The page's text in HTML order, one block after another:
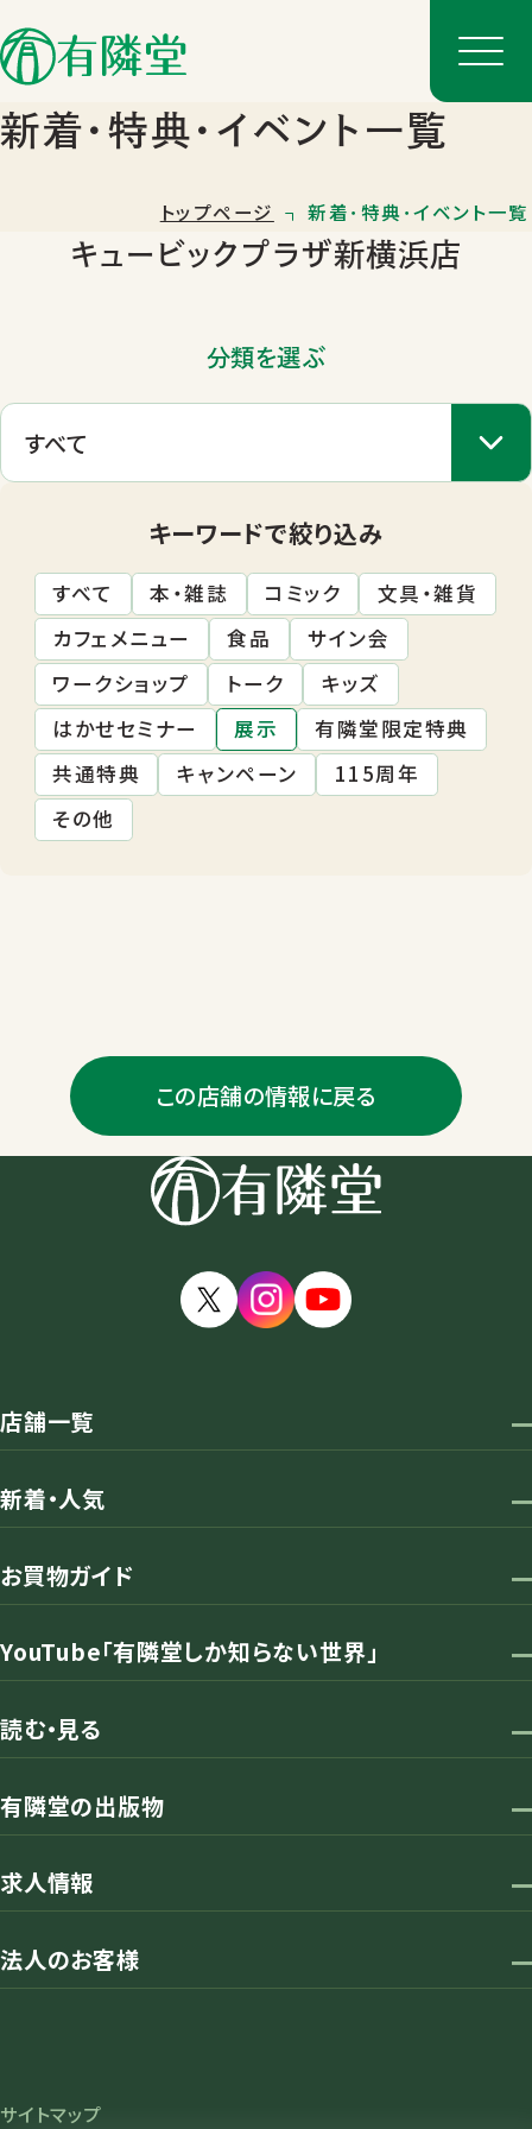
店舗一覧
新着･特典･イベント一覧
トップページ 新着･特典･イベント一覧
キュービックプラザ新横浜店
分類を選ぶ
キーワードで絞り込み
すべて 本・雑誌 コミック
文具・雑貨
カフェメニュー
食品
サイン会
ワークショップ
トーク
キッズ
はかせセミナー
展示
有隣堂限定特典
共通特典
キャンペーン
115周年
その他
この店舗の情報に戻る
店舗一覧
新着・人気
お買物ガイド
YouTube「有隣堂しか知らない世界」
読む・見る
有隣堂の出版物
求人情報
法人のお客様
サイトマップ